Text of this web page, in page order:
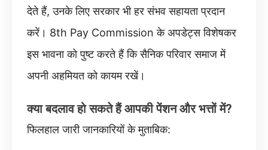
देते हैं, उनके लिए सरकार भी हर संभव सहायता प्रदान
करें। 8th Pay Commission के अपडेट्स विशेषकर
इस भावना को पुष्ट करते हैं कि सैनिक परिवार समाज में
अपनी अहमियत को कायम रखें।
क्या बदलाव हो सकते हैं आपकी पेंशन और भत्तों में?
फिलहाल जारी जानकारियों के मुताबिक: